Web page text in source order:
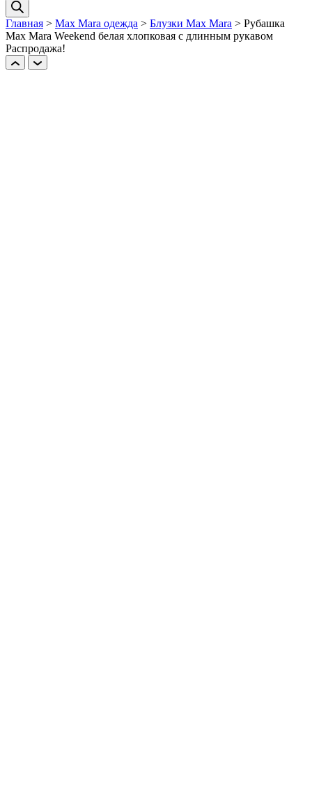
Главная > Max Mara одежда > Блузки Max Mara > Рубашка
Max Mara Weekend белая хлопковая с длинным рукавом
Распродажа!